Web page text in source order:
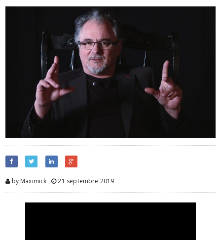
by Maximick , 21 septembre 2019